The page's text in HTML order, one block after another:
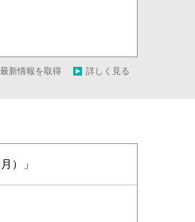
新情報を取得 詳しく見る
）」